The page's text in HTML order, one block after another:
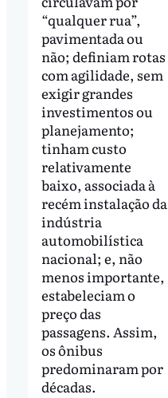
“qualquer rua”,
pavimentada ou
não; definiam rotas
com agilidade, sem
exigir grandes
investimentos ou
planejamento;
tinham custo
relativamente
baixo, associada à
recém instalação da
indústria
automobilística
nacional; e, não
menos importante,
estabeleciam o
preço das
passagens. Assim,
os ônibus
predominaram por
décadas.